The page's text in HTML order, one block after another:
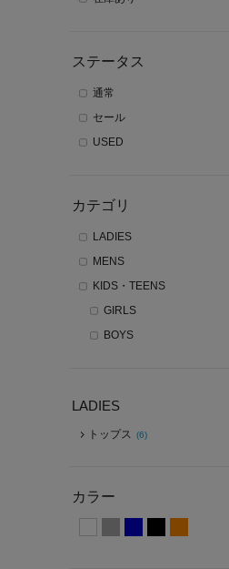
ステータス
通常
セール
USED
カテゴリ
LADIES
MENS
KIDS・TEENS
GIRLS
BOYS
LADIES
トップス (6)
カラー